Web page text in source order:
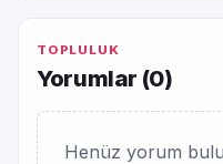
TOPLULUK
Yorumlar (0)
Henüz yorum